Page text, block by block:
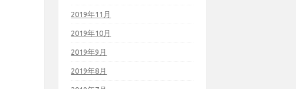
2019年11月
2019年10月
2019年9月
2019年8月